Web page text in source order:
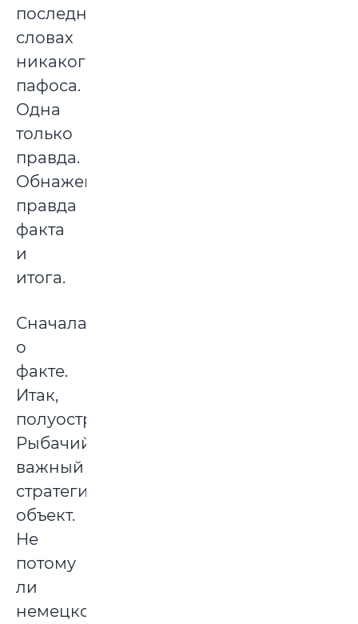
последних
словах
никакого
пафоса.
Одна
только
правда.
Обнаженная
правда
факта
и
итога.
Сначала
о
факте.
Итак,
полуостров
Рыбачий
важный
стратегический
объект.
Не
потому
ли
немецкое